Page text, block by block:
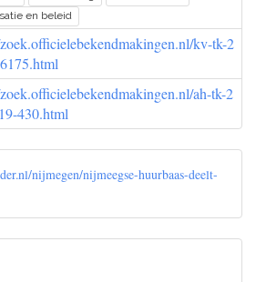
en beleid
kv-tk-2
ah-tk-2
430.html
nijmegen/nijmeegse-huurbaas-deelt-